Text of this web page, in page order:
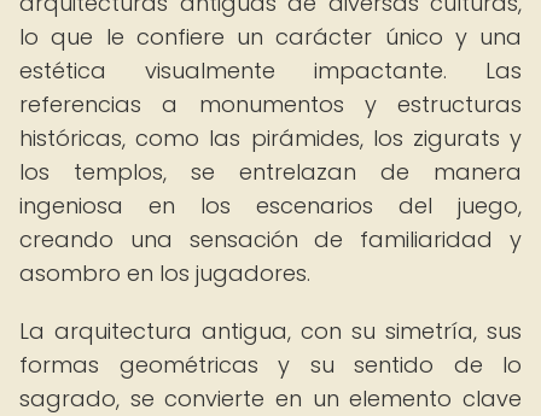
lo que le confiere un carácter único y una
estética visualmente impactante. Las
referencias a monumentos y estructuras
históricas, como las pirámides, los zigurats y
los templos, se entrelazan de manera
ingeniosa en los escenarios del juego,
creando una sensación de familiaridad y
asombro en los jugadores.
La arquitectura antigua, con su simetría, sus
formas geométricas y su sentido de lo
sagrado, se convierte en un elemento clave